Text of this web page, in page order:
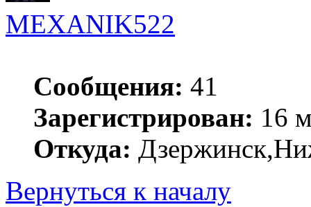
MEXANIK522
Сообщения: 41
Зарегистрирован: 16
Откуда:
Вернуться к началу